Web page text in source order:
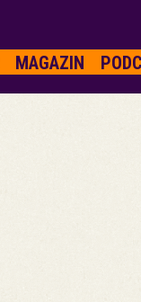
MAGAZIN